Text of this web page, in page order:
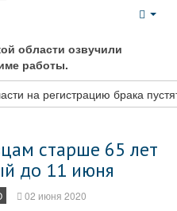
области озвучили
работы.
на регистрацию брака
старше 65 лет
до 11 июня
02 июня 2020